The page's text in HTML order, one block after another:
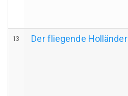
13 Der fliegende Holländer